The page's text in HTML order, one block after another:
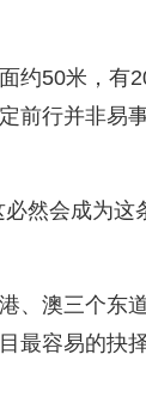
约50米，有
前行并非易事
然会成为这
、澳三个东
最容易的抉择